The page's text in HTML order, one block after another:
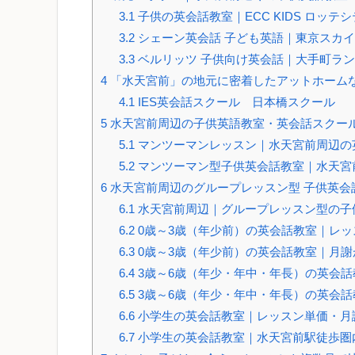
3.1 子供の英会話教室｜ECC KIDS ロッテ
3.2シェーン英会話 子ども英語｜東京スカ
3.3ベルリッツ 子供向け英会話｜大手町ラ
4 「水天宮前」の地元に密着したアットホー
4.1 IES英会話スクール 日本橋スクール
5 水天宮前周辺の子供英語教室・英会話スクー
5.1 マンツーマンレッスン｜水天宮前周辺
5.2マンツーマン型子供英会話教室｜水天
6 水天宮前周辺のグループレッスン型 子供英
6.1 水天宮前周辺｜グループレッスン型の
6.20歳～3歳（年少前）の英会話教室｜レ
6.30歳～3歳（年少前）の英会話教室｜月
6.43歳～6歳（年少・年中・年長）の英会
6.53歳～6歳（年少・年中・年長）の英会
6.6小学生の英会話教室｜レッスン単価・
6.7小学生の英会話教室｜水天宮前駅徒歩